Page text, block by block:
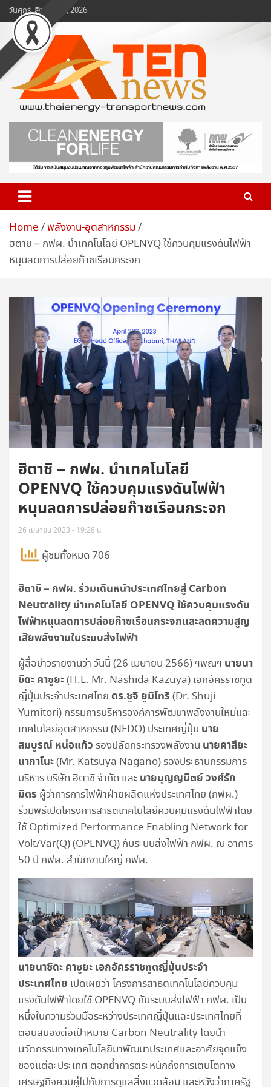
Skip
to
content
วันศุกร์, สิงหาคม 7, 2026
www.ten-news.com
ข่าวพลังงานและคมนาคม
Home พลังงาน-อุตสาหกรรม
ฮิตาชิ – กฟผ. นำเทคโนโลยี OPENVQ ใช้ควบคุมแรงดันไฟฟ้า
หนุนลดการปล่อยก๊าซเรือนกระจก
ฮิตาชิ – กฟผ. นำเทคโนโลยี
OPENVQ ใช้ควบคุมแรงดันไฟฟ้า
หนุนลดการปล่อยก๊าซเรือนกระจก
26 เมษายน 2023 - 19:28 น.
ผู้ชมทั้งหมด 706
ฮิตาชิ – กฟผ. ร่วมเดินหน้าประเทศไทยสู่Carbon
Neutralityนำเทคโนโลยี OPENVQใช้ควบคุมแรงดัน
ไฟฟ้าหนุนลดการปล่อยก๊าซเรือนกระจกและลดความสูญ
เสียพลังงานในระบบส่งไฟฟ้า
ผู้สื่อข่าวรายงานว่า วันนี้ (26 เมษายน 2566) ฯพณฯ นายนา
ชิดะ คาซูยะ(H.E. Mr. Nashida Kazuya) เอกอัครราชทูต
ญี่ปุ่นประจำประเทศไทย ดร.ชูจิ ยูมิโทริ(Dr. Shuji
Yumitori) กรรมการบริหารองค์การพัฒนาพลังงานใหม่และ
เทคโนโลยีอุตสาหกรรม (NEDO) ประเทศญี่ปุ่น นาย
สมบูรณ์ หน่อแก้ว รองปลัดกระทรวงพลังงาน นายคาสึยะ
นากาโนะ(Mr. Katsuya Nagano) รองประธานกรรมการ
บริหาร บริษัท ฮิตาชิ จำกัด และ นายบุญญนิตย์ วงศ์รัก
มิตร ผู้ว่าการการไฟฟ้าฝ่ายผลิตแห่งประเทศไทย (กฟผ.)
ร่วมพิธีเปิดโครงการสาธิตเทคโนโลยีควบคุมแรงดันไฟฟ้าโดย
ใช้ Optimized Performance Enabling Network for
Volt/Var(Q) (OPENVQ) กับระบบส่งไฟฟ้า กฟผ. ณ อาคาร
50 ปี กฟผ. สำนักงานใหญ่ กฟผ.
นายนาชิดะ คาซูยะ เอกอัครราชทูตญี่ปุ่นประจำ
ประเทศไทย เปิดเผยว่า โครงการสาธิตเทคโนโลยีควบคุม
แรงดันไฟฟ้าโดยใช้ OPENVQ กับระบบส่งไฟฟ้า กฟผ. เป็น
หนึ่งในความร่วมมือระหว่างประเทศญี่ปุ่นและประเทศไทยที่
ตอบสนองต่อเป้าหมาย Carbon Neutrality โดยนำ
นวัตกรรมทางเทคโนโลยีมาพัฒนาประเทศและอาศัยจุดแข็ง
ของแต่ละประเทศ ตอกย้ำการตระหนักถึงการเติบโตทาง
เศรษฐกิจควบคู่ไปกับการดูแลสิ่งแวดล้อม และหวังว่าภาครัฐ